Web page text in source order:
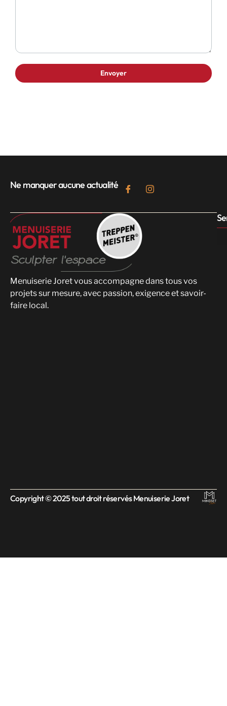
Ne manquer aucune actualité
Menuiserie Joret vous accompagne dans tous vos
projets sur mesure, avec passion, exigence et savoir-
faire local.
Copyright © 2025 tout droit réservés Menuiserie Joret